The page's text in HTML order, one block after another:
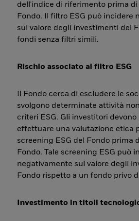
dell'indice di riferimento prima di
Fondo. Il filtro ESG può incidere
sul valore degli investimenti del
fondi senza filtri simili.
Rischio associato al filtro ESG
Il Fondo cerca di escludere le
svolgono determinate attività
criteri ESG. Gli investitori
effettuare una valutazione etica
screening ESG del Fondo prima
Fondo. Tale screening ESG può
negativamente sul valore degli
Fondo rispetto a un fondo privo
Investimento in titoli